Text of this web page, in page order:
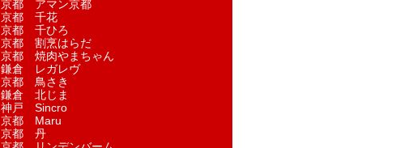
京都 アマン京都
京都 千花
京都 千ひろ
京都 割烹はらだ
京都 焼肉やまちゃん
鎌倉 レガレヴ
京都 鳥さき
鎌倉 北じま
神戸 Sincro
京都 Maru
京都 丹